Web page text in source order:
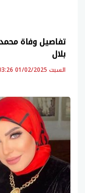
تفاصيل وفاة
بلال
السبت 01/02/2025 03:26 م